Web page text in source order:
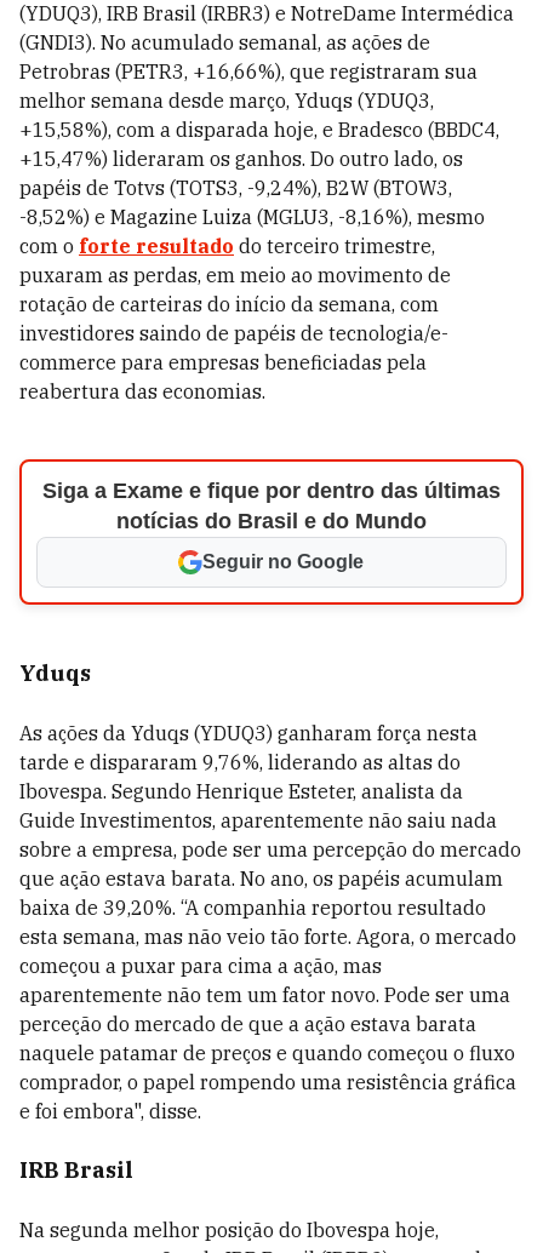
(YDUQ3), IRB Brasil (IRBR3) e NotreDame Intermédica
(GNDI3). No acumulado semanal, as ações de
Petrobras (PETR3, +16,66%), que registraram sua
melhor semana desde março, Yduqs (YDUQ3,
+15,58%), com a disparada hoje, e Bradesco (BBDC4,
+15,47%) lideraram os ganhos. Do outro lado, os
papéis de Totvs (TOTS3, -9,24%), B2W (BTOW3,
-8,52%) e Magazine Luiza (MGLU3, -8,16%), mesmo
com o forte resultado do terceiro trimestre,
puxaram as perdas, em meio ao movimento de
rotação de carteiras do início da semana, com
investidores saindo de papéis de tecnologia/e-
commerce para empresas beneficiadas pela
reabertura das economias.
Siga a Exame e fique por dentro das últimas
notícias do Brasil e do Mundo
Seguir no Google
Yduqs
As ações da Yduqs (YDUQ3) ganharam força nesta
tarde e dispararam 9,76%, liderando as altas do
Ibovespa. Segundo Henrique Esteter, analista da
Guide Investimentos, aparentemente não saiu nada
sobre a empresa, pode ser uma percepção do mercado
que ação estava barata. No ano, os papéis acumulam
baixa de 39,20%. “A companhia reportou resultado
esta semana, mas não veio tão forte. Agora, o mercado
começou a puxar para cima a ação, mas
aparentemente não tem um fator novo. Pode ser uma
perceção do mercado de que a ação estava barata
naquele patamar de preços e quando começou o fluxo
comprador, o papel rompendo uma resistência gráfica
e foi embora", disse.
IRB Brasil
Na segunda melhor posição do Ibovespa hoje,